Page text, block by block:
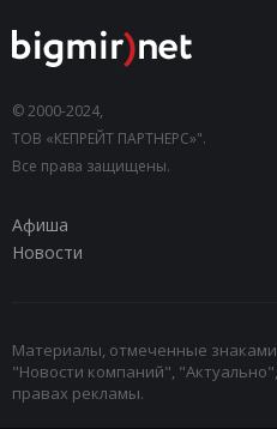
© 2000-2024,
ТОВ «КЕПРЕЙТ ПАРТНЕРС»".
Все права защищены.
Афиша
Новости
Материалы, отмеченные
"Новости компаний",
правах рекламы.